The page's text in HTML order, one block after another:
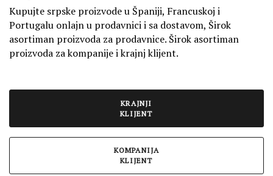
Kupujte srpske proizvode u Španiji, Francuskoj i
Portugalu onlajn u prodavnici i sa dostavom, Širok
asortiman proizvoda za prodavnice. Širok asortiman
proizvoda za kompanije i krajnj klijent.
KRAJNJI
KLIJENT
KOMPANIJA
KLIJENT